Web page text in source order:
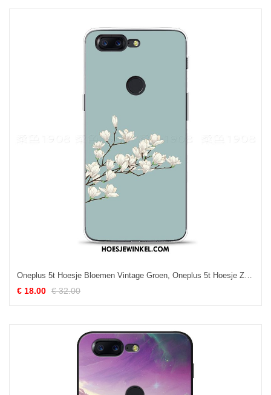
Oneplus 5t Hoesje Bloemen Vintage Groen, Oneplus 5t Hoesje Zacht Kunst
€ 18.00 € 32.00